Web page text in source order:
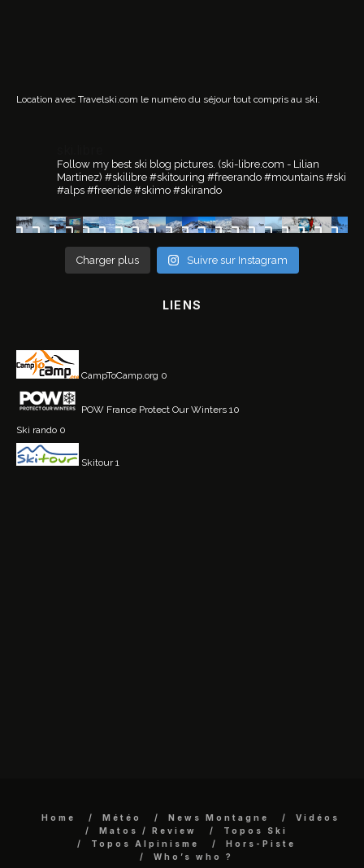
Location avec Travelski.com le numéro du séjour tout compris au ski.
Follow my best ski blog pictures. (ski-libre.com - Lilian
Martinez) #skilibre #skitouring #freerando #mountains #ski
#alps #freeride #skimo #skirando
Charger plus Suivre sur Instagram
LIENS
CampToCamp.org 0
POW France Protect Our Winters 10
Ski rando 0
Skitour1
Home Météo News Montagne
Vidéos
Matos / Review
Topos Ski
Topos Alpinisme
Hors-Piste
Who’s who ?